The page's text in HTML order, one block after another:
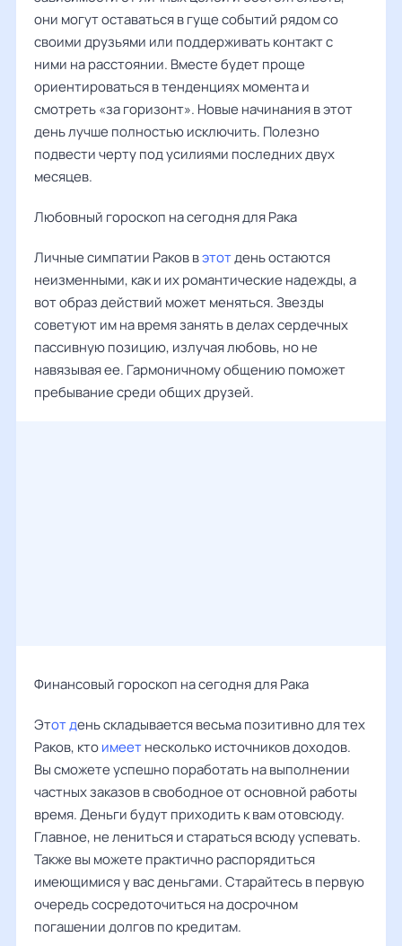
они могут оставаться в гуще событий рядом со
своими друзьями или поддерживать контакт с
ними на расстоянии. Вместе будет проще
ориентироваться в тенденциях момента и
смотреть «за горизонт». Новые начинания в этот
день лучше полностью исключить. Полезно
подвести черту под усилиями последних двух
месяцев.
Любовный гороскоп на сегодня для Рака
Личные симпатии Раков вэтотдень остаются
неизменными, как и их романтические надежды, а
вот образ действий может меняться. Звезды
советуют им на время занять в делах сердечных
пассивную позицию, излучая любовь, но не
навязывая ее. Гармоничному общению поможет
пребывание среди общих друзей.
Финансовый гороскоп на сегодня для Рака
Этот день складывается весьма позитивно для тех
Раков, ктоимеетнесколько источников доходов.
Вы сможете успешно поработать на выполнении
частных заказов в свободное от основной работы
время. Деньги будут приходить к вам отовсюду.
Главное, не лениться и стараться всюду успевать.
Также вы можете практично распорядиться
имеющимися у вас деньгами. Старайтесь в первую
очередь сосредоточиться на досрочном
погашении долгов по кредитам.